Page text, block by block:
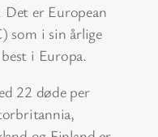
Det er European
som i sin årlige
i Europa.
22 døde per